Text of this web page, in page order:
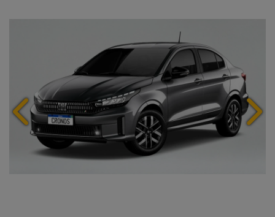
Anterior